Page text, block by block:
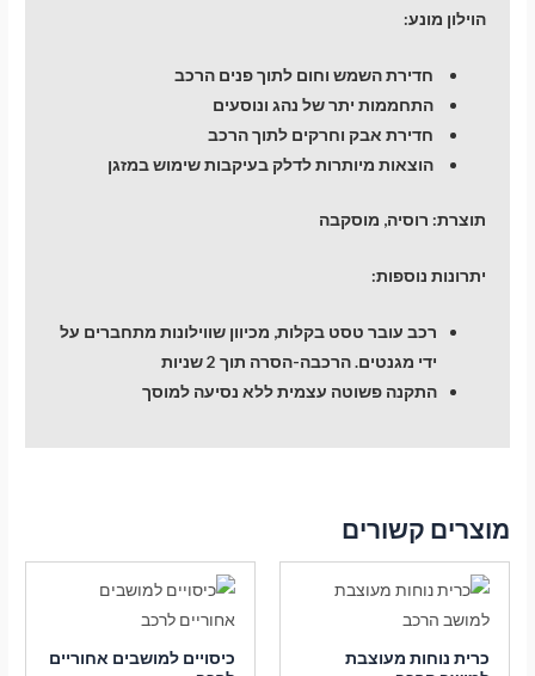
הוילון מונע:
חדירת השמש וחום לתוך פנים הרכב
התחממות יתר של נהג ונוסעים
חדירת אבק וחרקים לתוך הרכב
הוצאות מיותרות לדלק בעיקבות שימוש במזגן
תוצרת: רוסיה, מוסקבה
יתרונות נוספות:
רכב עובר טסט בקלות, מכיוון שווילונות מתחברים על
ידי מגנטים. הרכבה-הסרה תוך 2 שניות
התקנה פשוטה עצמית ללא נסיעה למוסך
מוצרים קשורים
כרית נוחות מעוצבת
כיסויים למושבים אחוריים